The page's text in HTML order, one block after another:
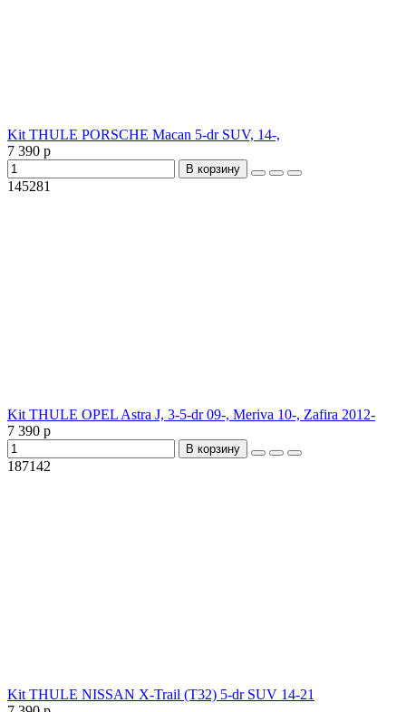
Kit THULE PORSCHE Macan 5-dr SUV, 14-,
7 390 р
В корзину
145281
Kit THULE OPEL Astra J, 3-5-dr 09-, Meriva 10-, Zafira 2012-
7 390 р
В корзину
187142
Kit THULE NISSAN X-Trail (T32) 5-dr SUV 14-21